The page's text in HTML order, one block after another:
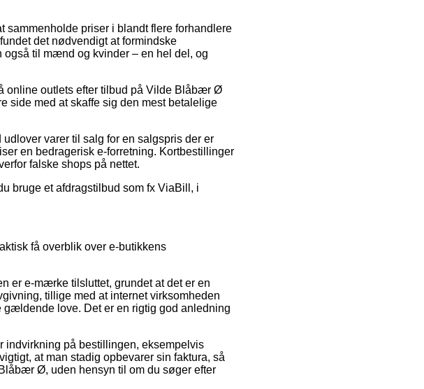
sammenholde priser i blandt flere forhandlere
det nødvendigt at formindske
til mænd og kvinder – en hel del, og
online outlets efter tilbud på Vilde Blåbær Ø
side med at skaffe sig den mest betalelige
varer til salg for en salgspris der er
en bedragerisk e-forretning. Kortbestillinger
falske shops på nettet.
bruge et afdragstilbud som fx ViaBill, i
få overblik over e-butikkens
er e-mærke tilsluttet, grundet at det er en
tillige med at internet virksomheden
love. Det er en rigtig god anledning
indvirkning på bestillingen, eksempelvis
at man stadig opbevarer sin faktura, så
Ø, uden hensyn til om du søger efter